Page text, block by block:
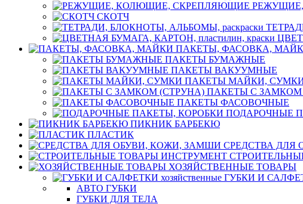
СКОТЧ
ПАКЕТЫ, ФАСОВКА,
ПАКЕТЫ БУМАЖНЫЕ
ПАКЕТЫ ВАКУУМНЫЕ
ПАКЕТЫ МАЙКИ,
ПАКЕТЫ С ЗАМКОМ
ПАКЕТЫ ФАСОВОЧНЫЕ
ПОДАРОЧНЫЕ
ПИКНИК БАРБЕКЮ
ПЛАСТИК
СРЕДСТВА ДЛЯ
ХОЗЯЙСТВЕННЫЕ ТОВАРЫ
ГУБКИ И
АВТО ГУБКИ
ГУБКИ ДЛЯ ТЕЛА